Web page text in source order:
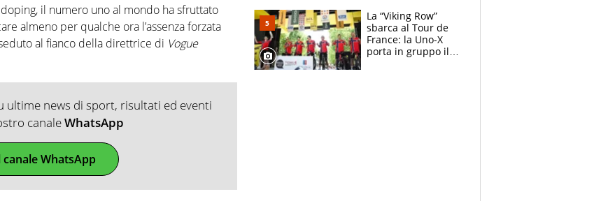
il numero uno al mondo ha sfruttato
almeno per qualche ora l’assenza forzata
al fianco della direttrice di Vogue
ultime news di sport, risultati ed eventi
canaleWhatsApp
canale WhatsApp
mirino
La “Viking Row”
sbarca al Tour de
France: la Uno-X
porta in gruppo il